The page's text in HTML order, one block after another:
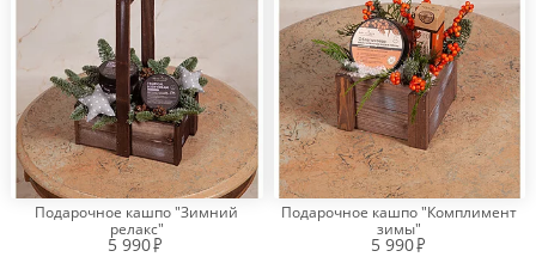
Подарочное кашпо "Зимний
релакс"
5 990
Подарочное кашпо "Комплимент
зимы"
5 990